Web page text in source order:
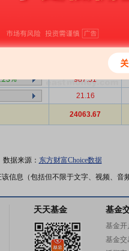
6001.82
2165.03
987.51
21.16
24063.67
数据来源： 东方财富Choice数据
信息（包括但不限于文字、视频、